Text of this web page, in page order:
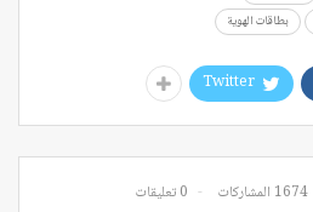
بطاقات الهوية
Twitter
1674 المشاركات 0 تعليقات